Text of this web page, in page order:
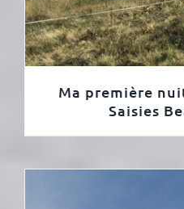
Ma première
Saisies